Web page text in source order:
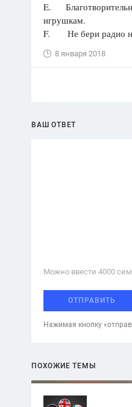
E.
игрушкам.
F. Не бери радио на
8 января 2018
ВАШ ОТВЕТ
Можно ввести 4000
ОТПРАВИТЬ
Нажимая кнопку
ПОХОЖИЕ ТЕМЫ